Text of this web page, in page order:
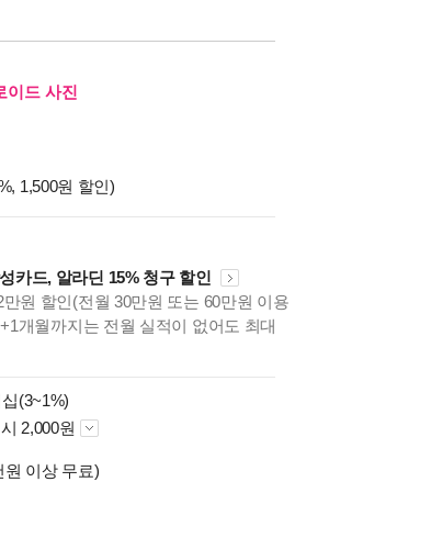
이드 사진
1,500원 할인)
카드, 알라딘 15% 청구 할인
원 할인(전월 30만원 또는 60만원 이용
개월까지는 전월 실적이 없어도 최대
(3~1%)
2,000원
원 이상 무료)